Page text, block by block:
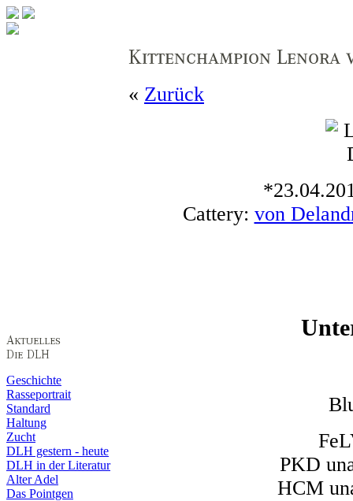
Geschichte
Rasseportrait
Standard
Haltung
Zucht
DLH gestern - heute
DLH in der Literatur
Alter Adel
Das Pointgen
« Zurück
Cattery: von
PKD
HCM